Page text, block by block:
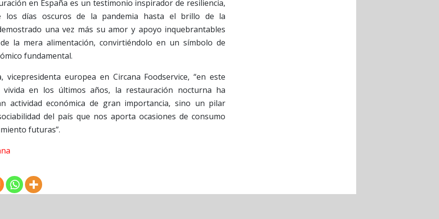
en España es un testimonio inspirador de resiliencia,
los días oscuros de la pandemia hasta el brillo de la
una vez más su amor y apoyo inquebrantables
la mera alimentación, convirtiéndolo en un símbolo de
fundamental.
europea en Circana Foodservice, “en este
en los últimos años, la restauración nocturna ha
actividad económica de gran importancia, sino un pilar
del país que nos aporta ocasiones de consumo
futuras”.